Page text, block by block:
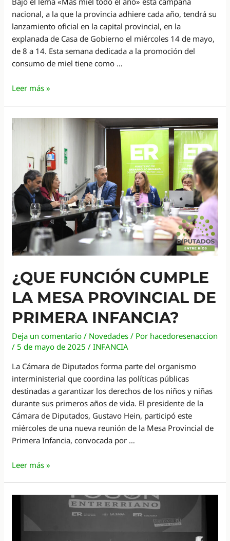
nacional, a la que la provincia adhiere cada año, tendrá su
lanzamiento oficial en la capital provincial, en la
explanada de Casa de Gobierno el miércoles 14 de mayo,
de 8 a 14. Esta semana dedicada a la promoción del
consumo de miel tiene como …
Promoverán
de
Leer más »
¿QUE FUNCIÓN CUMPLE
LA MESA PROVINCIAL DE
PRIMERA INFANCIA?
Deja un comentario / Novedades / Por hacedoresenaccion
/ 5 de mayo de 2025 /INFANCIA
La Cámara de Diputados forma parte del organismo
interministerial que coordina las políticas públicas
destinadas a garantizar los derechos de los niños y niñas
durante sus primeros años de vida. El presidente de la
Cámara de Diputados, Gustavo Hein, participó este
miércoles de una nueva reunión de la Mesa Provincial de
Primera Infancia, convocada por …
¿Que
Provincial
Leer más »